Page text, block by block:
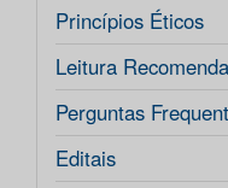
Princípios Éticos
Leitura
Perguntas
Editais